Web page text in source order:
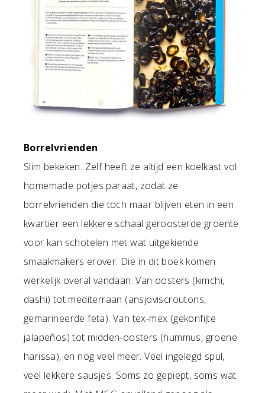
Borrelvrienden
Slim bekeken. Zelf heeft ze altijd een koelkast vol
homemade potjes paraat, zodat ze
borrelvrienden die toch maar blijven eten in een
kwartier een lekkere schaal geroosterde groente
voor kan schotelen met wat uitgekiende
smaakmakers erover. Die in dit boek komen
werkelijk overal vandaan. Van oosters (kimchi,
dashi) tot mediterraan (ansjoviscroutons,
gemarineerde feta). Van tex-mex (gekonfijte
jalapeños) tot midden-oosters (hummus, groene
harissa), en nog veel meer. Veel ingelegd spul,
veel lekkere sausjes. Soms zo gepiept, soms wat